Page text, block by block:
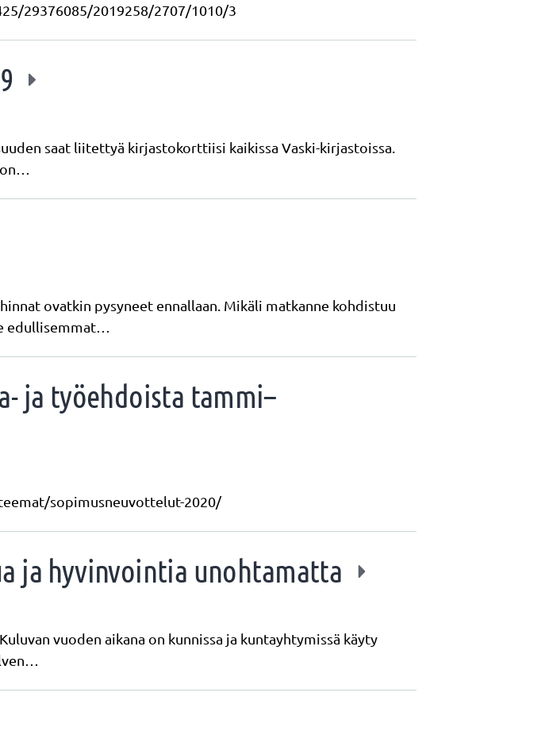
29376085/2019258/2707/1010/3
saat liitettyä kirjastokorttiisi kaikissa Vaski-kirjastoissa.
ovatkin pysyneet ennallaan. Mikäli matkanne kohdistuu
edullisemmat…
ja työehdoista tammi–
sopimusneuvottelut-2020/
ja hyvinvointia unohtamatta
vuoden aikana on kunnissa ja kuntayhtymissä käyty